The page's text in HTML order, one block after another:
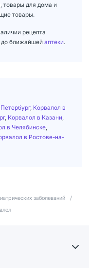
товары для дома и
товары.
рецепта
до ближайшей аптеки.
, Корвалол в
, Корвалол в Казани
в Челябинске
в Ростове-на-
заболеваний
/